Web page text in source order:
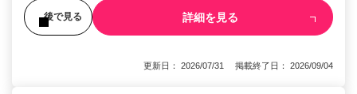
後で見る 詳細を見る
更新日： 2026/07/31 掲載終了日： 2026/09/04